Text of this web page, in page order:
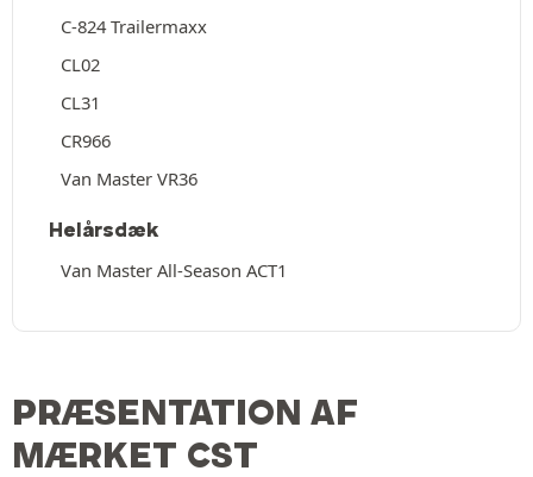
C-824 Trailermaxx
CL02
CL31
CR966
Van Master VR36
Helårsdæk
Van Master All-Season ACT1
PRÆSENTATION AF
MÆRKET CST